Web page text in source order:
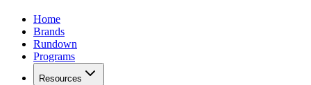
Home
Brands
Rundown
Programs
Resources